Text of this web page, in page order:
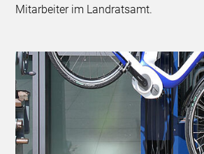
Mitarbeiter im Landratsamt.